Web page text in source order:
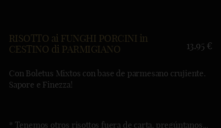
RISOTTO ai FUNGHI PORCINI in
CESTINO di PARMIGIANO
13.95 €
Con Boletus Mixtos con base de parmesano crujiente.
Sapore e Finezza!
* Tenemos otros risottos fuera de carta, pregúntanos...